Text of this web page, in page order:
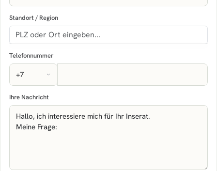
Standort / Region
Telefonnummer
Ihre Nachricht